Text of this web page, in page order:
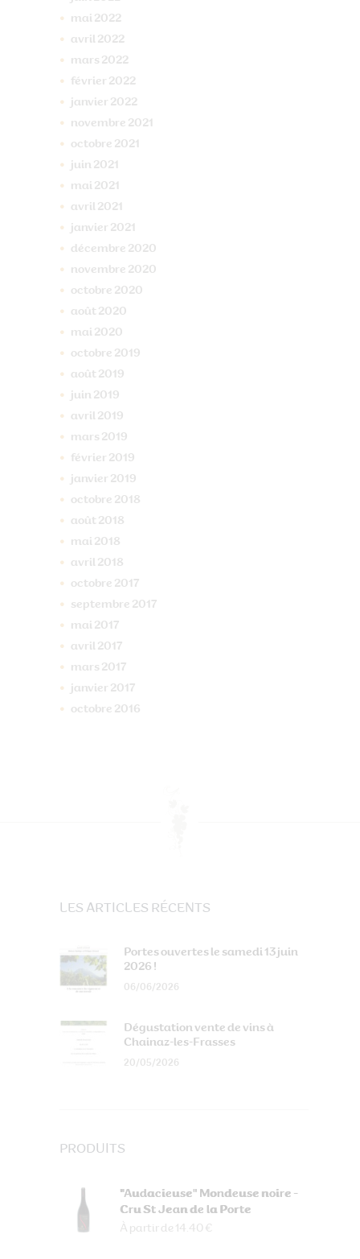
mai 2022
avril 2022
mars 2022
février 2022
janvier 2022
novembre 2021
octobre 2021
juin 2021
mai 2021
avril 2021
janvier 2021
décembre 2020
novembre 2020
octobre 2020
août 2020
mai 2020
octobre 2019
août 2019
juin 2019
avril 2019
mars 2019
février 2019
janvier 2019
octobre 2018
août 2018
mai 2018
avril 2018
octobre 2017
septembre 2017
mai 2017
avril 2017
mars 2017
janvier 2017
octobre 2016
LES ARTICLES RÉCENTS
Portes ouvertes le samedi 13 juin
2026 !
06/06/2026
Dégustation vente de vins à
Chainaz-les-Frasses
20/05/2026
PRODUITS
"Audacieuse" Mondeuse noire -
Cru St Jean de la Porte
À partir de 14.40 €